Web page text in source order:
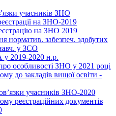
учасників ЗНО
на ЗНО-2019
на ЗНО 2019
норматив. забезпеч. здобутих
у ЗСО
2019-2020 н.р.
особливості ЗНО у 2021 році
до закладів вищої освіти -
учасників ЗНО-2020
реєстраційних документів